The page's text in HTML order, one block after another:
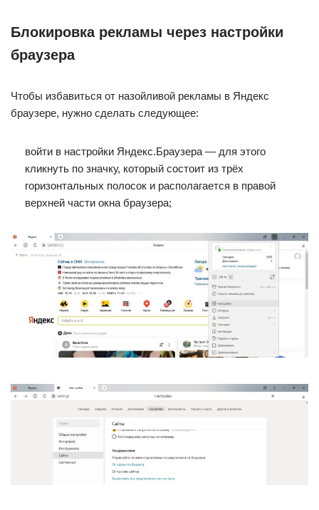
Блокировка рекламы через настройки
браузера
Чтобы избавиться от назойливой рекламы в Яндекс
браузере, нужно сделать следующее:
войти в настройки Яндекс.Браузера — для этого
кликнуть по значку, который состоит из трёх
горизонтальных полосок и располагается в правой
верхней части окна браузера;